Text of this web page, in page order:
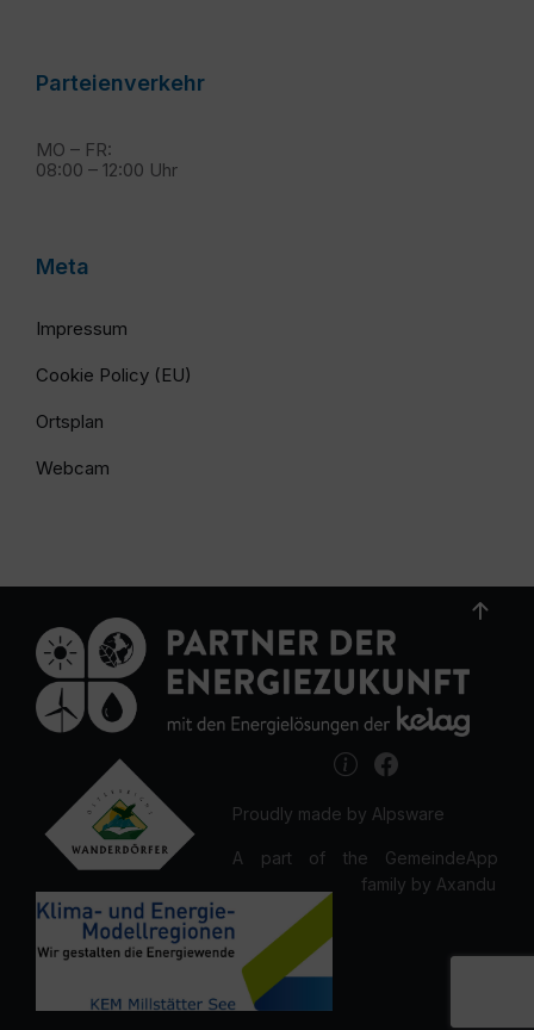
Parteienverkehr
MO – FR:
08:00 – 12:00 Uhr
Meta
Impressum
Cookie Policy (EU)
Ortsplan
Webcam
Proudly made by Alpsware
A part of the GemeindeApp
family by Axandu